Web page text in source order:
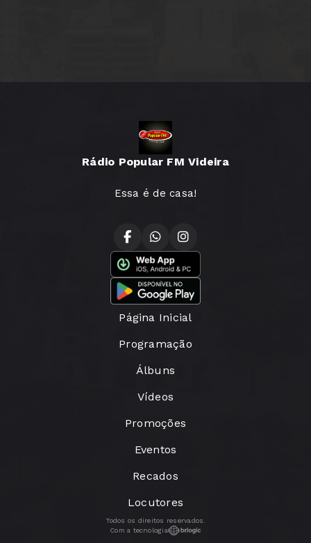
Rádio Popular FM Videira
Essa é de casa!
Página Inicial
Programação
Álbuns
Vídeos
Promoções
Eventos
Recados
Locutores
Todos os direitos reservados.
Com a tecnologia